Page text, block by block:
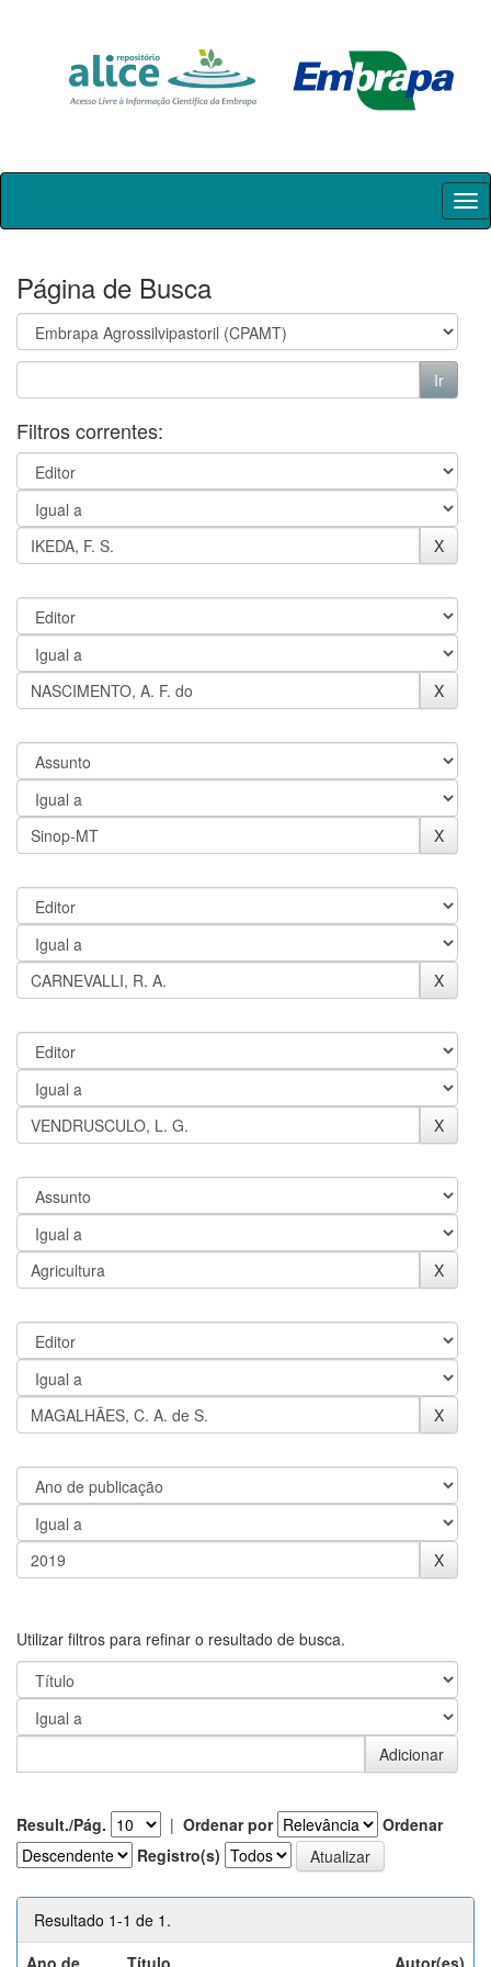
Skip
Página de Busca
Filtros correntes:
Utilizar filtros para refinar o resultado de busca.
Result./Pág. | Ordenar por
Ordenar
Registro(s)
Resultado 1-1 de 1.
Ano de
Título Autor(es)